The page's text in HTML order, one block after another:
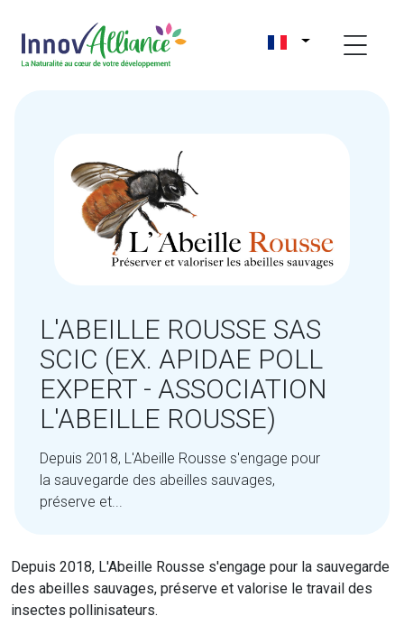
L'ABEILLE ROUSSE SAS
SCIC (EX. APIDAE POLL
EXPERT - ASSOCIATION
L'ABEILLE ROUSSE)
Depuis 2018, L'Abeille Rousse s'engage pour
la sauvegarde des abeilles sauvages,
préserve et...
Depuis 2018, L'Abeille Rousse s'engage pour la sauvegarde
des abeilles sauvages, préserve et valorise le travail des
insectes pollinisateurs.